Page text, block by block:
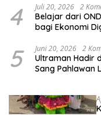
4 Juli 20, 2026 2
Belajar dari
bagi Ekonomi
5 Juni 20, 2026 2
Ultraman Hadir
Sang Pahlawan